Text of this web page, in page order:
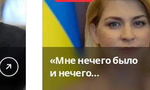
«Мне нечего было
и нечего
скрывать»: